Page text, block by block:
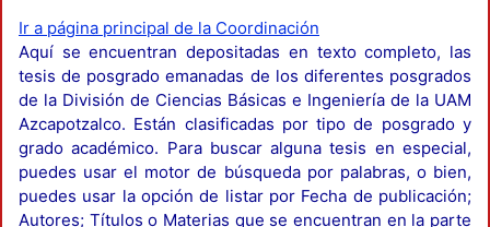
Ir a página principal de la Coordinación
Aquí se encuentran depositadas en texto completo, las
tesis de posgrado emanadas de los diferentes posgrados
de la División de Ciencias Básicas e Ingeniería de la UAM
Azcapotzalco. Están clasificadas por tipo de posgrado y
grado académico. Para buscar alguna tesis en especial,
puedes usar el motor de búsqueda por palabras, o bien,
puedes usar la opción de listar por Fecha de publicación;
Autores; Títulos o Materias que se encuentran en la parte